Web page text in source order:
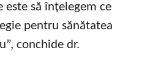
este să înțelegem ce
pentru sănătatea
conchide dr.